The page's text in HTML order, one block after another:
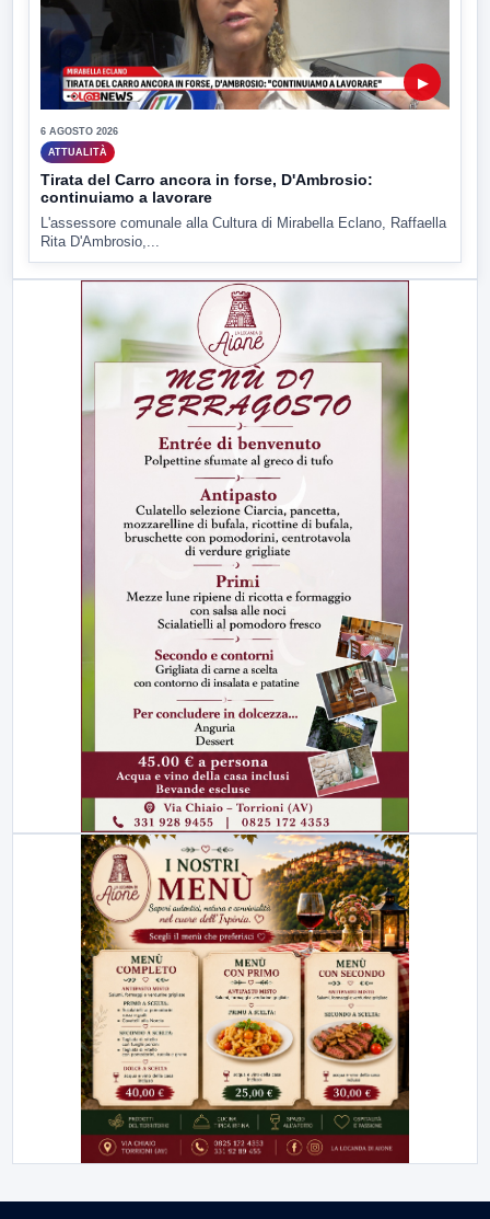
▶
6 AGOSTO 2026
ATTUALITÀ
Tirata del Carro ancora in forse, D'Ambrosio:
continuiamo a lavorare
L'assessore comunale alla Cultura di Mirabella Eclano, Raffaella
Rita D'Ambrosio,...